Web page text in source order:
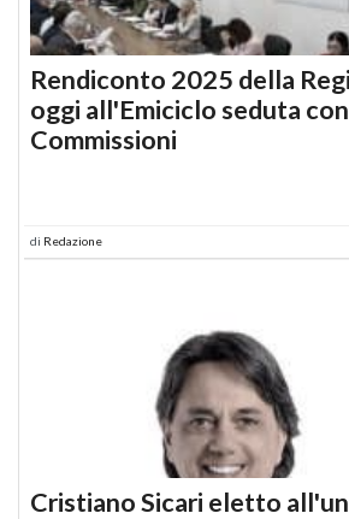
Rendiconto 2025 della
oggi all'Emiciclo seduta
Commissioni
di Redazione
Cristiano Sicari eletto